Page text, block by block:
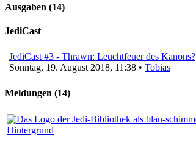
Ausgaben (14)
JediCast
JediCast #3 - Thrawn: Leuchtfeuer des Kanons?
Sonntag, 19. August 2018, 11:38 • Tobias
Meldungen (14)